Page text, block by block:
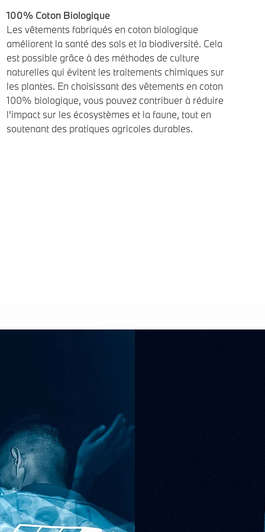
100% Coton Biologique
Les vêtements fabriqués en coton biologique
améliorent la santé des sols et la biodiversité. Cela
est possible grâce à des méthodes de culture
naturelles qui évitent les traitements chimiques sur
les plantes. En choisissant des vêtements en coton
100% biologique, vous pouvez contribuer à réduire
l'impact sur les écosystèmes et la faune, tout en
soutenant des pratiques agricoles durables.